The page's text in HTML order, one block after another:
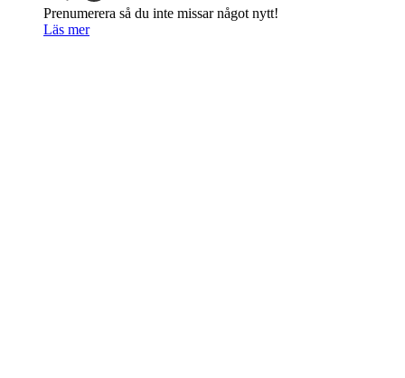
Prenumerera så du inte missar något nytt!
Läs mer